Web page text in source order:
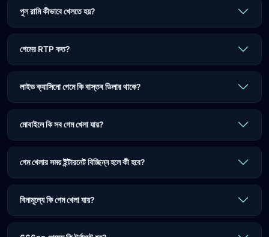
পুল রামি কীভাবে খেলতে হয়?
গেমের RTP কত?
লাইভ ক্যাসিনো গেমে কি বাস্তব ডিলার থাকে?
মোবাইলে কি সব গেম খেলা যায়?
গেম খেলার সময় ইন্টারনেট বিচ্ছিন্ন হলে কী হবে?
বিনামূল্যে কি গেম খেলা যায়?